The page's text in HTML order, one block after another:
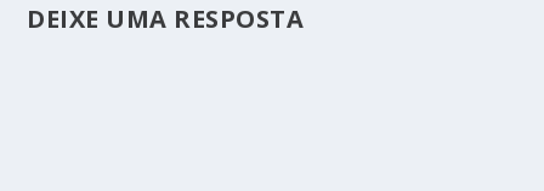
DEIXE UMA RESPOSTA